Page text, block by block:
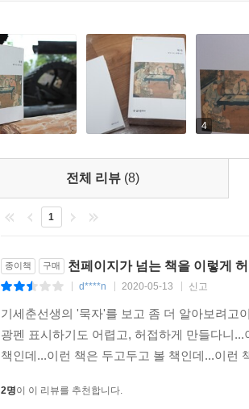
4
전체 리뷰 (8)
1
종이책 구매 천페이지가 넘는 책을 이렇게
d****n 2020-05-13 신고
기세춘선생의 '묵자'를 보고 좀 더 알아보려고
광펜 표시하기도 어렵고, 허접하게 만들다니
책인데...이런 책은 두고두고 볼 책인데...이런
2명이 이 리뷰를 추천합니다.